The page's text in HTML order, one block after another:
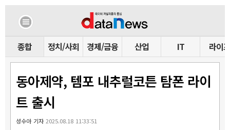
종합 정치/사회 경제/금융 산업 IT 라이프
동아제약, 템포 내추럴코튼 탐폰 라이
트 출시
성수아 기자2025.08.18 11:33:51